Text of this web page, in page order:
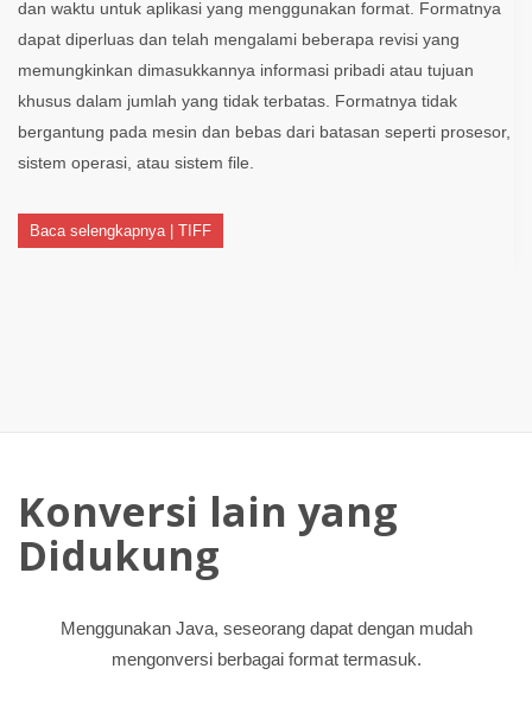
dan waktu untuk aplikasi yang menggunakan format. Formatnya
dapat diperluas dan telah mengalami beberapa revisi yang
memungkinkan dimasukkannya informasi pribadi atau tujuan
khusus dalam jumlah yang tidak terbatas. Formatnya tidak
bergantung pada mesin dan bebas dari batasan seperti prosesor,
sistem operasi, atau sistem file.
Baca selengkapnya | TIFF
Konversi lain yang
Didukung
Menggunakan Java, seseorang dapat dengan mudah
mengonversi berbagai format termasuk.